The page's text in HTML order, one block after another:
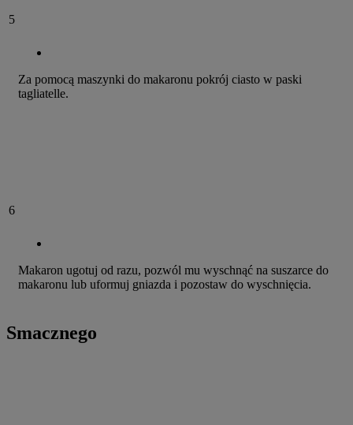
5
Za pomocą maszynki do makaronu pokrój ciasto w paski
tagliatelle.
6
Makaron ugotuj od razu, pozwól mu wyschnąć na suszarce do
makaronu lub uformuj gniazda i pozostaw do wyschnięcia.
Smacznego